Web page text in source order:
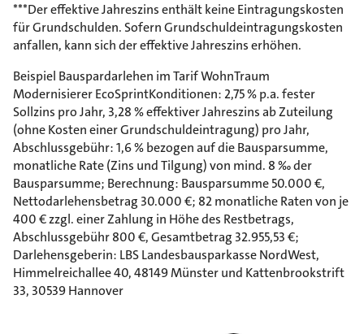
***Der effektive Jahreszins enthält keine Eintragungskosten
für Grundschulden. Sofern Grundschuldeintragungskosten
anfallen, kann sich der effektive Jahreszins erhöhen.
Beispiel Bauspardarlehen im Tarif WohnTraum
Modernisierer EcoSprintKonditionen: 2,75 % p.a. fester
Sollzins pro Jahr, 3,28 % effektiver Jahreszins ab Zuteilung
(ohne Kosten einer Grundschuldeintragung) pro Jahr,
Abschlussgebühr: 1,6 % bezogen auf die Bausparsumme,
monatliche Rate (Zins und Tilgung) von mind. 8 ‰ der
Bausparsumme; Berechnung: Bausparsumme 50.000 €,
Nettodarlehensbetrag 30.000 €; 82 monatliche Raten von je
400 € zzgl. einer Zahlung in Höhe des Restbetrags,
Abschlussgebühr 800 €, Gesamtbetrag 32.955,53 €;
Darlehensgeberin: LBS Landesbausparkasse NordWest,
Himmelreichallee 40, 48149 Münster und Kattenbrookstrift
33, 30539 Hannover